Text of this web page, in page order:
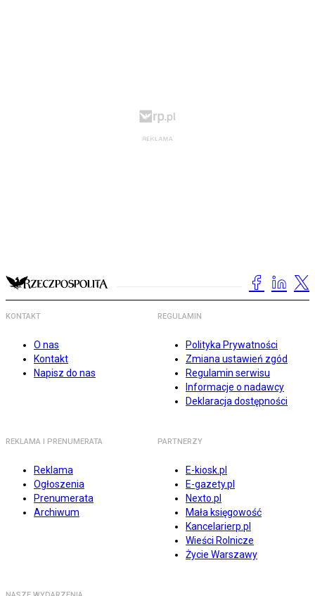
KONTAKT
O nas
Kontakt
Napisz do nas
REGULAMIN
Polityka Prywatności
Zmiana ustawień zgód
Regulamin serwisu
Informacje o nadawcy
Deklaracja dostępności
REKLAMA I PRENUMERATA
Reklama
Ogłoszenia
Prenumerata
Archiwum
PARTNERZY
E-kiosk.pl
E-gazety.pl
Nexto.pl
Mała księgowość
Kancelarierp.pl
Wieści Rolnicze
Życie Warszawy